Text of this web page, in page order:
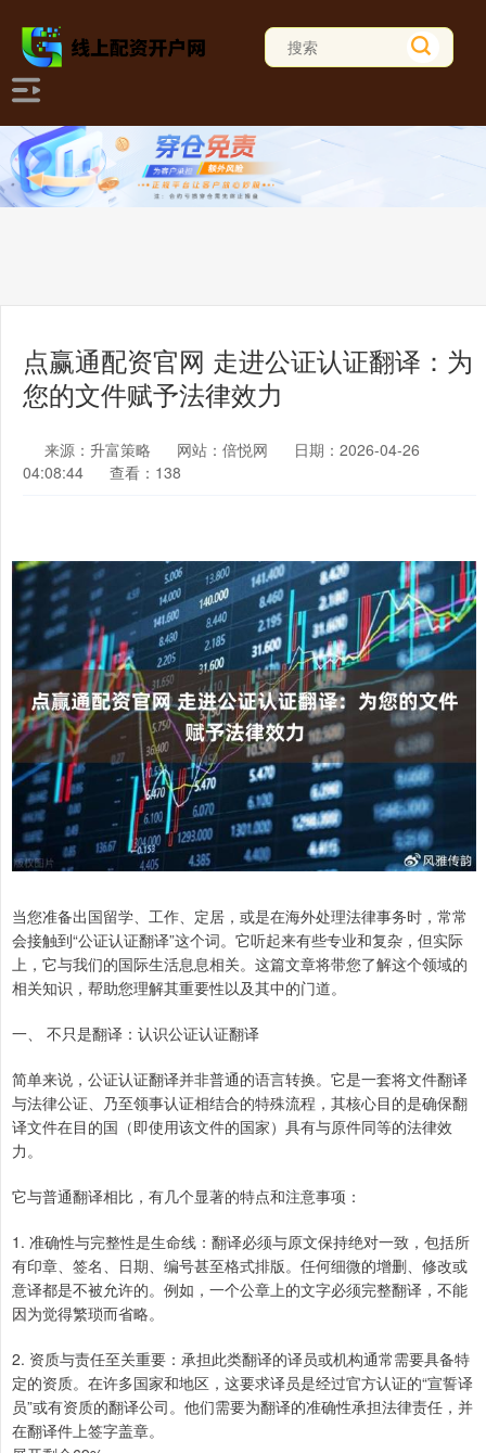
点赢通配资官网 走进公证认证翻译：为
您的文件赋予法律效力
来源：升富策略 网站：倍悦网
日期：2026-04-26
04:08:44
查看：138
当您准备出国留学、工作、定居，或是在海外处理法律事务时，常常
会接触到“公证认证翻译”这个词。它听起来有些专业和复杂，但实际
上，它与我们的国际生活息息相关。这篇文章将带您了解这个领域的
相关知识，帮助您理解其重要性以及其中的门道。
一、 不只是翻译：认识公证认证翻译
简单来说，公证认证翻译并非普通的语言转换。它是一套将文件翻译
与法律公证、乃至领事认证相结合的特殊流程，其核心目的是确保翻
译文件在目的国（即使用该文件的国家）具有与原件同等的法律效
力。
它与普通翻译相比，有几个显著的特点和注意事项：
1. 准确性与完整性是生命线：翻译必须与原文保持绝对一致，包括所
有印章、签名、日期、编号甚至格式排版。任何细微的增删、修改或
意译都是不被允许的。例如，一个公章上的文字必须完整翻译，不能
因为觉得繁琐而省略。
2. 资质与责任至关重要：承担此类翻译的译员或机构通常需要具备特
定的资质。在许多国家和地区，这要求译员是经过官方认证的“宣誓译
员”或有资质的翻译公司。他们需要为翻译的准确性承担法律责任，并
在翻译件上签字盖章。